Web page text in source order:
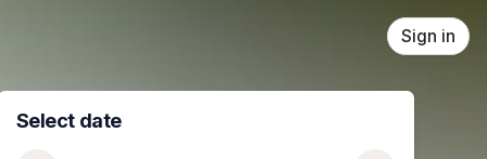
Sign in
Select date